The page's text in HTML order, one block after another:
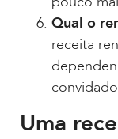
Qual o
receita
Uma